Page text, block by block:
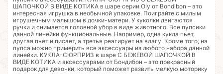
ШАПОЧКОЙ В ВИДЕ КОТИКА в шаре серии Oly от Bondibon – это
интересная игрушка в необычной упаковке. Поиграйте с милым
игрушечным малышом в дочки-матери. У куколки двигаются
ручки и снимается головной убор в виде животного. Все пупсики
данной линейки функциональные. Например, одна кукла пьет,
другая пьет и писает, а третья реагирует на влагу. Кроме того, на
пупса можно примерить все аксессуары из любого набора данной
линейки. КУКЛА-СЮРПРИЗ в шаре С БЕЖЕВОЙ ШАПОЧКОЙ В
ВИДЕ КОТИКА и аксессуарами от Бондибон – это прекрасный
подарок для девочки, который поможет развить мелкую моторику